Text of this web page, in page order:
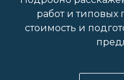
работ и типовых
стоимость и